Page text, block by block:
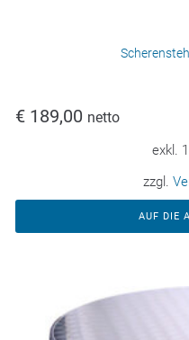
€ 189,00 netto
exkl.
zzgl.
AUF DIE